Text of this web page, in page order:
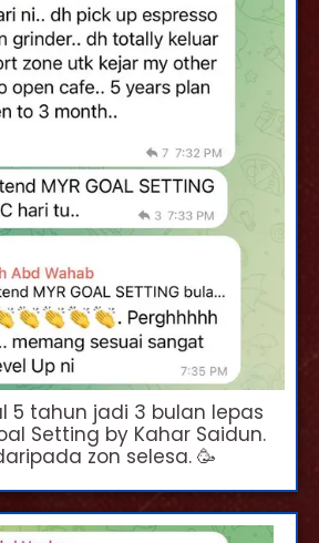
5 tahun jadi 3 bulan lepas
Setting by Kahar Saidun.
zon selesa. 🥳